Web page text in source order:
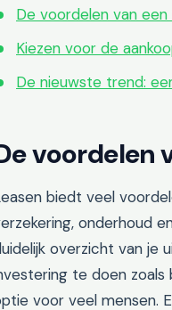
De voordelen van
Kiezen voor de
De nieuwste trend:
voordelen
biedt veel
onderhoud
overzicht van je
te doen zoals
voor veel mensen.